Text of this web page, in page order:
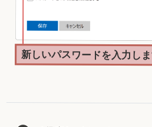
新しいパスワードを入力しま